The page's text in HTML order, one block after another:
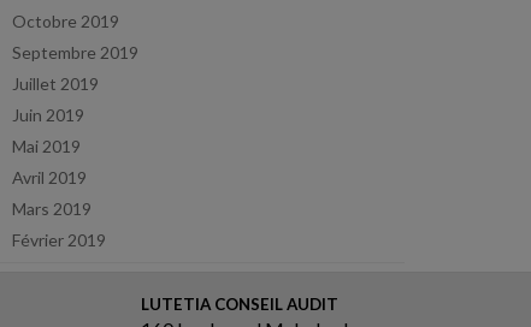
Octobre 2019
Septembre 2019
Juillet 2019
Juin 2019
Mai 2019
Avril 2019
Mars 2019
Février 2019
LUTETIA CONSEIL AUDIT